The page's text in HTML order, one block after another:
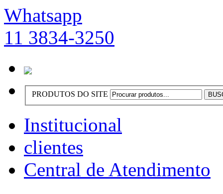
Whatsapp
11 3834-3250
PRODUTOS DO SITE
Institucional
clientes
Central de Atendimento